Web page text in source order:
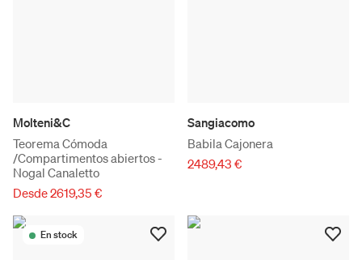
Molteni&C
Teorema Cómoda
/Compartimentos abiertos -
Nogal Canaletto
Desde 2619,35 €
Sangiacomo
Babila Cajonera
2489,43 €
En stock